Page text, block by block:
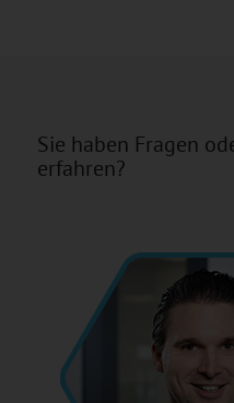
Sie haben Fragen
erfahren?